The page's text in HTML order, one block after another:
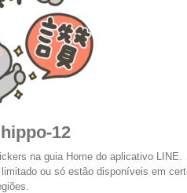
12
na guia Home do aplicativo LINE.
ou só estão disponíveis em